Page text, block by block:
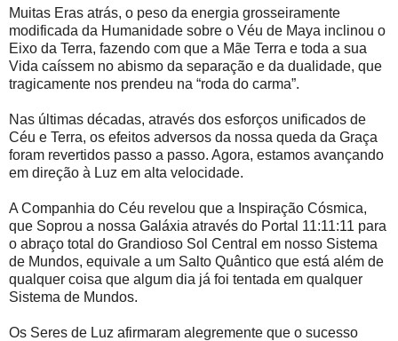
Muitas Eras atrás, o peso da energia grosseiramente
modificada da Humanidade sobre o Véu de Maya inclinou o
Eixo da Terra, fazendo com que a Mãe Terra e toda a sua
Vida caíssem no abismo da separação e da dualidade, que
tragicamente nos prendeu na “roda do carma”.
Nas últimas décadas, através dos esforços unificados de
Céu e Terra, os efeitos adversos da nossa queda da Graça
foram revertidos passo a passo. Agora, estamos avançando
em direção à Luz em alta velocidade.
A Companhia do Céu revelou que a Inspiração Cósmica,
que Soprou a nossa Galáxia através do Portal 11:11:11 para
o abraço total do Grandioso Sol Central em nosso Sistema
de Mundos, equivale a um Salto Quântico que está além de
qualquer coisa que algum dia já foi tentada em qualquer
Sistema de Mundos.
Os Seres de Luz afirmaram alegremente que o sucesso